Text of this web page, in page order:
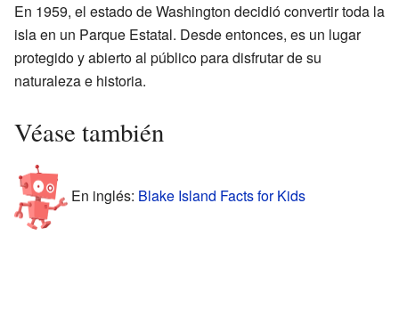
En 1959, el estado de Washington decidió convertir toda la
isla en un Parque Estatal. Desde entonces, es un lugar
protegido y abierto al público para disfrutar de su
naturaleza e historia.
Véase también
En inglés: Blake Island Facts for Kids